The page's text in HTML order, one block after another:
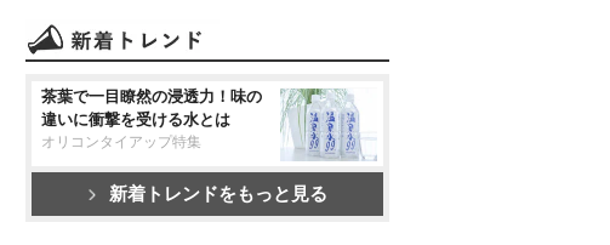
茶葉で一目瞭然の浸透力！味の
違いに衝撃を受ける水とは
オリコンタイアップ特集
新着トレンドをもっと見る